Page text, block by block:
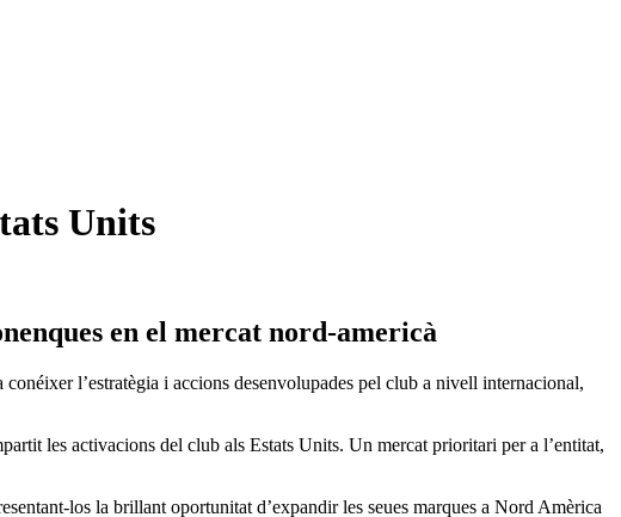
Units
en el mercat nord-americà
l’estratègia i accions desenvolupades pel club a nivell internacional,
les activacions del club als Estats Units. Un mercat prioritari per a l’entitat,
los la brillant oportunitat d’expandir les seues marques a Nord Amèrica